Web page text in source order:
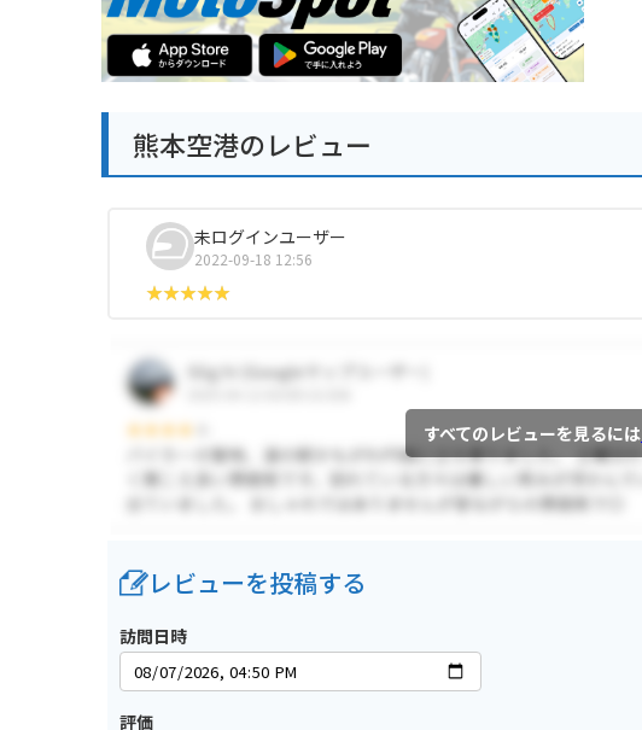
熊本空港のレビュー
未ログインユーザー
2022-09-18 12:56
すべてのレビューを見るには
レビューを投稿する
訪問日時
評価